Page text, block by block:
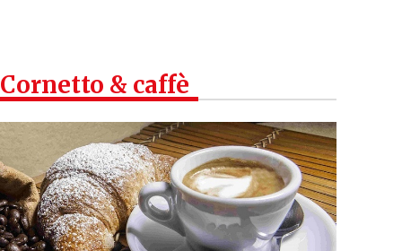
Cornetto & caffè